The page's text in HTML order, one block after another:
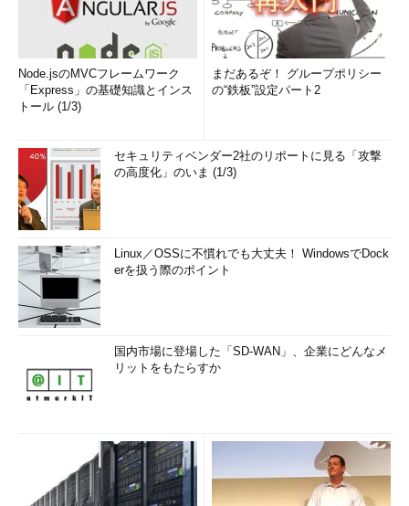
Node.jsのMVCフレームワーク
「Express」の基礎知識とインス
トール (1/3)
まだあるぞ！ グループポリシー
の“鉄板”設定パート2
セキュリティベンダー2社のリポートに見る「攻撃
の高度化」のいま (1/3)
Linux／OSSに不慣れでも大丈夫！ WindowsでDock
erを扱う際のポイント
国内市場に登場した「SD-WAN」、企業にどんなメ
リットをもたらすか